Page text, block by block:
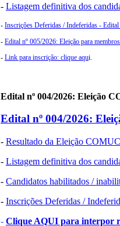
- Listagem definitiva dos
- Inscrições Deferidas / Indeferidas -
- Edital nº 005/2026: Eleição para
- Link para inscrição: clique aqui.
Edital nº 004/2026: Eleição
Edital nº 004/2026:
- Resultado da Eleição
- Listagem definitiva dos
- Candidatos habilitados /
- Inscrições Deferidas /
- Clique AQUI para interpor